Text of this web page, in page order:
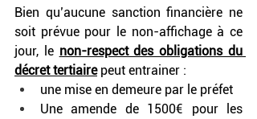
Bien qu’aucune sanction financière ne
soit prévue pour le non-affichage à ce
jour, le non-respect des obligations du
décret tertiaire peut entrainer :
une mise en demeure par le préfet
Une amende de 1500€ pour les